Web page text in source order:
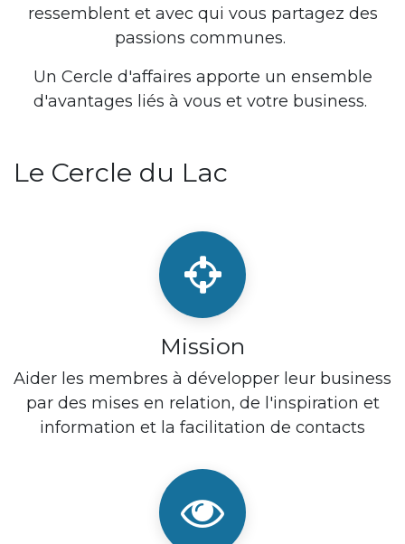
ressemblent et avec qui vous partagez des
passions communes.
Un Cercle d'affaires apporte un ensemble
d'avantages liés à vous et votre business.
Le Cercle du Lac
Mission
Aider les membres à développer leur business
par des mises en relation, de l'inspiration et
information et la facilitation de contacts